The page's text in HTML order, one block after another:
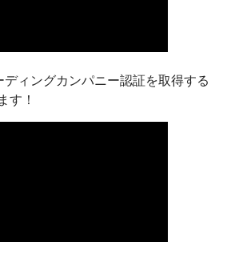
ィングカンパニー認証を取得する
す！